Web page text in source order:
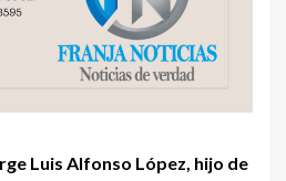
Luis Alfonso López, hijo de